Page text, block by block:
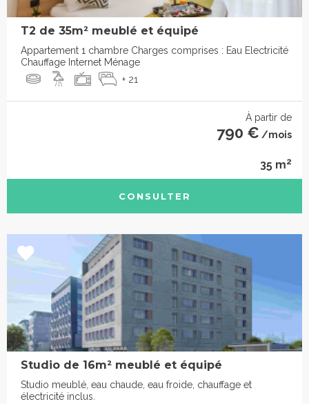
T2 de 35m² meublé et équipé
Appartement 1 chambre Charges comprises : Eau Electricité
Chauffage Internet Ménage
+ 21
À partir de
790 € /mois
35 m2
CONSULTER
Studio de 16m² meublé et équipé
Studio meublé, eau chaude, eau froide, chauffage et
électricité inclus.